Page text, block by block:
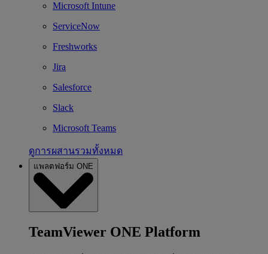
Microsoft Intune
ServiceNow
Freshworks
Jira
Salesforce
Slack
Microsoft Teams
ดูการผสานรวมทั้งหมด
แพลตฟอร์ม ONE
TeamViewer ONE Platform